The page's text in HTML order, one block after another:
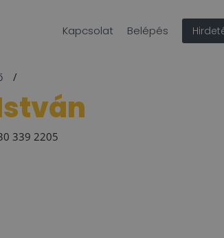
Kapcsolat Belépés
339 2205